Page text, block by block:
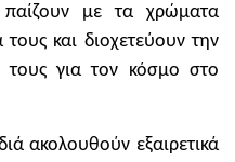
παίζουν με τα χρώματα
και διοχετεύουν την
τους για τον κόσμο στο
ακολουθούν εξαιρετικά